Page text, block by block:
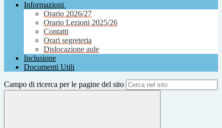
Informazioni
Orario 2026/27
Orario Lezioni 2025/26
Contatti
Orari segreteria
Dislocazione aule
Inclusione
Documenti Utili
Campo di ricerca per le pagine del sito